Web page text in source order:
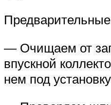
— Очищаем от
впускной
нем под